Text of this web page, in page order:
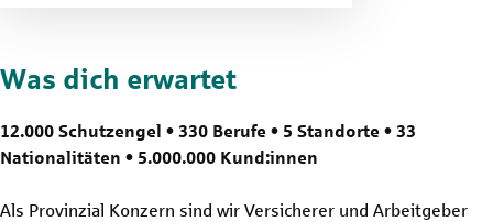
Was dich erwartet
12.000 Schutzengel • 330 Berufe • 5 Standorte • 33
Nationalitäten • 5.000.000 Kund:innen
Als Provinzial Konzern sind wir Versicherer und Arbeitgeber